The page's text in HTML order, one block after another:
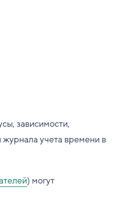
зависимости,
учета времени в
) могут